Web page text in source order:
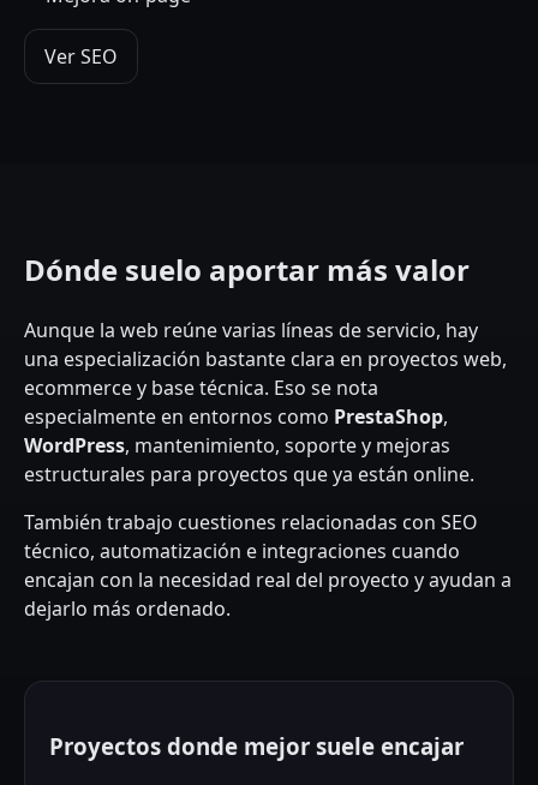
Ver SEO
Dónde suelo aportar más valor
Aunque la web reúne varias líneas de servicio, hay
una especialización bastante clara en proyectos web,
ecommerce y base técnica. Eso se nota
especialmente en entornos como PrestaShop,
WordPress, mantenimiento, soporte y mejoras
estructurales para proyectos que ya están online.
También trabajo cuestiones relacionadas con SEO
técnico, automatización e integraciones cuando
encajan con la necesidad real del proyecto y ayudan a
dejarlo más ordenado.
Proyectos donde mejor suele encajar